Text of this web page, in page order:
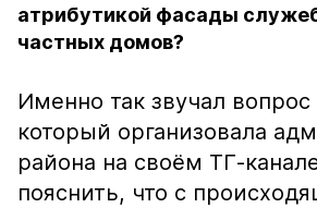
атрибутикой фасады
частных домов?
Именно так звучал вопрос
который организовала
района на своём ТГ-
пояснить, что с